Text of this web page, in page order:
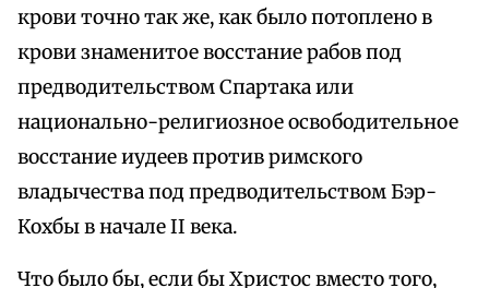
крови точно так же, как было потоплено в
крови знаменитое восстание рабов под
предводительством Спартака или
национально-религиозное освободительное
восстание иудеев против римского
владычества под предводительством Бэр-
Кохбы в начале II века.
Что было бы, если бы Христос вместо того,